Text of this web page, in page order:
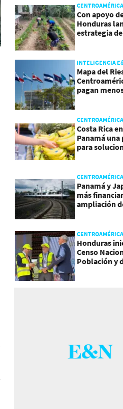
Con apoyo
Honduras
estrategia
INTELIGENCIA
Mapa del
pagan
Costa Rica
Panamá
para
Panamá y
más
ampliación
Honduras
Censo
Población y